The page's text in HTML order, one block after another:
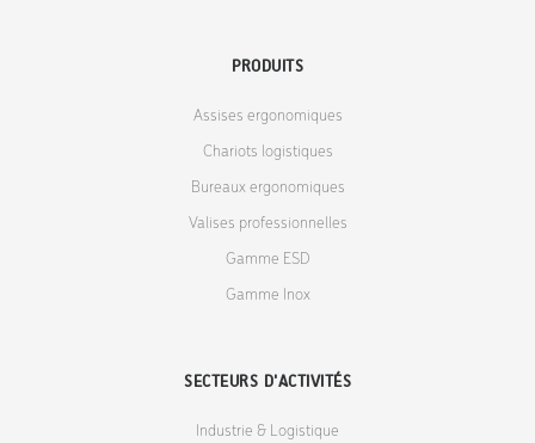
PRODUITS
Assises ergonomiques
Chariots logistiques
Bureaux ergonomiques
Valises professionnelles
Gamme ESD
Gamme Inox
SECTEURS D'ACTIVITÉS
Industrie & Logistique